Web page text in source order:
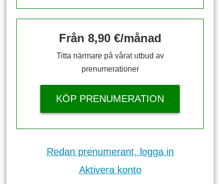
Från 8,90 €/månad
Titta närmare på vårat utbud av
prenumerationer
KÖP PRENUMERATION
Redan prenumerant, logga in
Aktivera konto